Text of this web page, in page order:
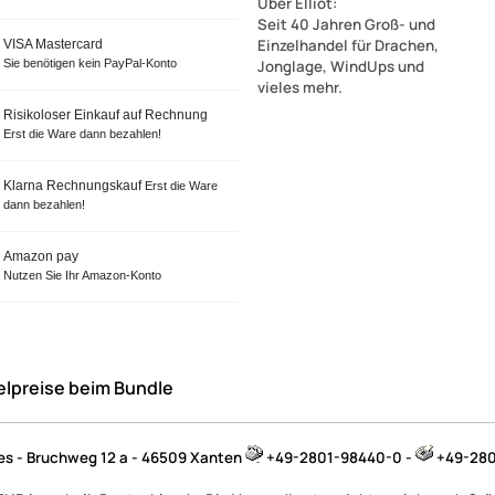
VISA Mastercard
Sie benötigen kein PayPal-Konto
Risikoloser Einkauf auf Rechnung
Erst die Ware dann bezahlen!
Klarna Rechnungskauf Erst die Ware
dann bezahlen!
Amazon pay
Nutzen Sie Ihr Amazon-Konto
Seit 40 Jahren Groß- und
Einzelhandel für Drachen,
Jonglage, WindUps und
vieles mehr.
beim Bundle
- Bruchweg 12 a - 46509 Xanten +49-2801-98440-0 - +49-